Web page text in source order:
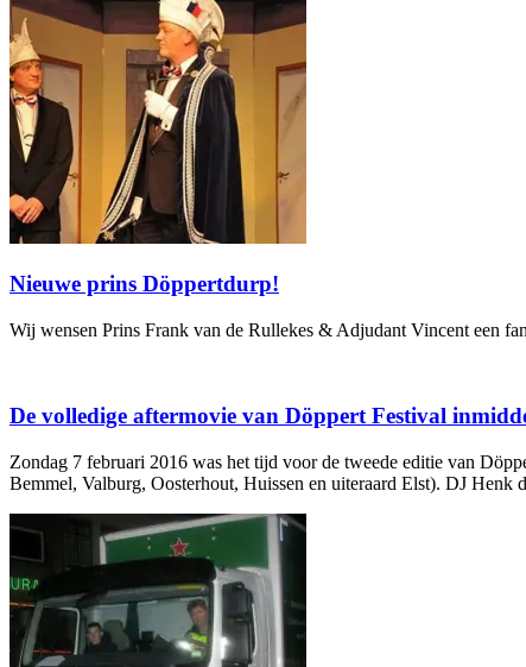
Nieuwe prins Döppertdurp!
Wij wensen Prins Frank van de Rullekes & Adjudant Vincent een
De volledige aftermovie van Döppert Festival
Zondag 7 februari 2016 was het tijd voor de tweede editie van
Bemmel, Valburg, Oosterhout, Huissen en uiteraard Elst). DJ Henk